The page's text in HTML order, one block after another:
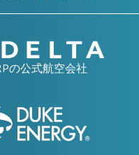
の公式航空会社